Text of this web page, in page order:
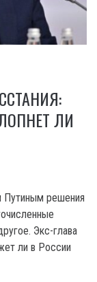
ЛИ
Путиным решения
Экс-глава
ли в России